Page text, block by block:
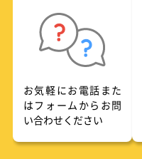
お気軽にお電話また
はフォームからお問
い合わせください